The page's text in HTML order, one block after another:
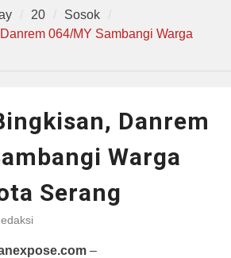
20
Sosok
064/MY Sambangi Warga
Danrem
Warga
Serang
–